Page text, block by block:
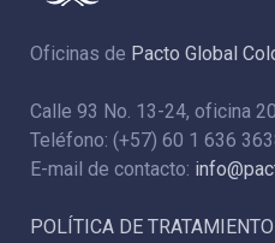
Oficinas de Pacto Global
Calle 93 No. 13-24, oficina
Teléfono: (+57) 60 1 636
E-mail de contacto:
POLÍTICA DE